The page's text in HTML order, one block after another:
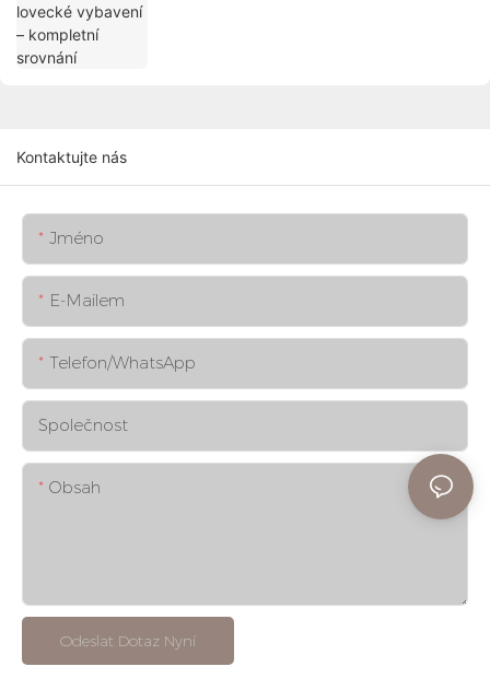
Kontaktujte nás
Jméno
E-Mailem
Telefon/whatsApp
Společnost
Obsah
Odeslat Dotaz Nyní